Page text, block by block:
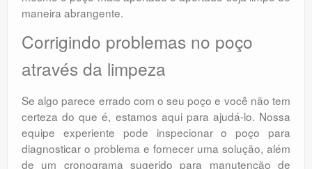
maneira abrangente.
Corrigindo problemas no poço
através da limpeza
Se algo parece errado com o seu poço e você não tem
certeza do que é, estamos aqui para ajudá-lo. Nossa
equipe experiente pode inspecionar o poço para
diagnosticar o problema e fornecer uma solução, além
de um cronograma sugerido para manutenção de